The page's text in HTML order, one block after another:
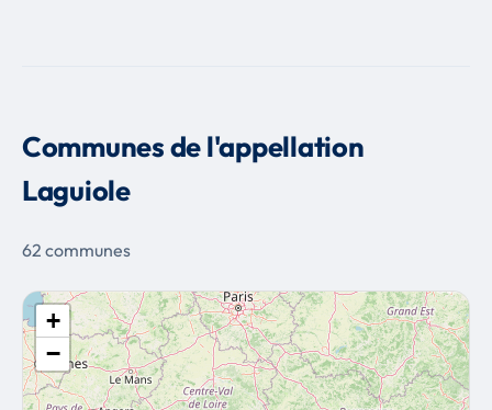
Communes de l'appellation
Laguiole
62 communes
+
−